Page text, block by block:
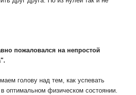
пожаловался на непростой
голову над тем, как успевать
оптимальном физическом состоянии.